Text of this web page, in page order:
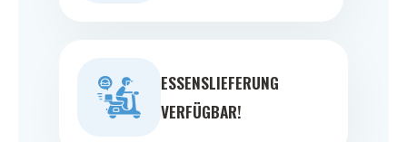
ESSENSLIEFERUNG
VERFÜGBAR!